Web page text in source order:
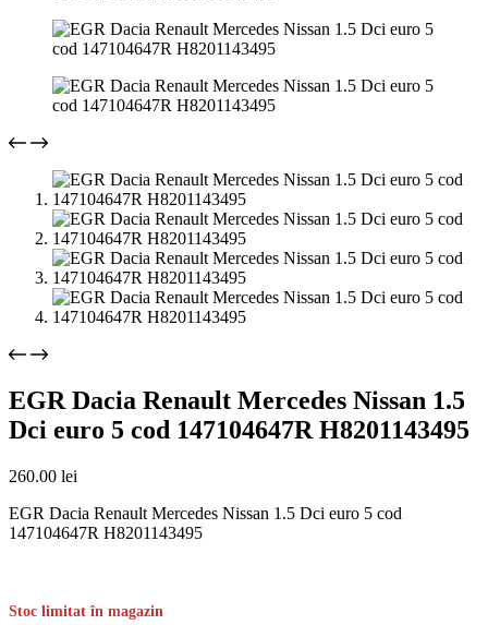
EGR Dacia Renault Mercedes Nissan 1.5
Dci euro 5 cod 147104647R H8201143495
260.00 lei
EGR Dacia Renault Mercedes Nissan 1.5 Dci euro 5 cod
147104647R H8201143495
Stoc limitat în magazin